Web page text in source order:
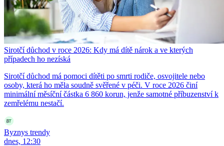
Sirotčí důchod v roce 2026: Kdy má dítě nárok a ve kterých
případech ho nezíská
Sirotčí důchod má pomoci dítěti po smrti rodiče, osvojitele nebo
osoby, která ho měla soudně svěřené v péči. V roce 2026 činí
minimální měsíční částka 6 860 korun, jenže samotné příbuzenství k
zemřelému nestačí.
Byznys trendy
dnes, 12:30